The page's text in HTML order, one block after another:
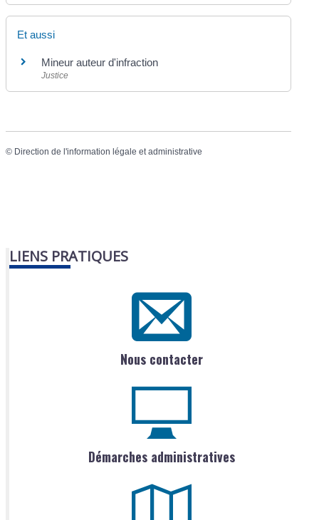
Et aussi
Mineur auteur d'infraction
Justice
© Direction de l'information légale et administrative
LIENS PRATIQUES
Nous contacter
Démarches administratives